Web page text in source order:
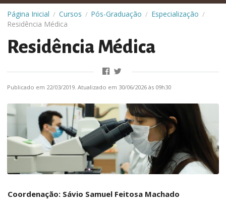
Página Inicial / Cursos / Pós-Graduação / Especialização /
Residência Médica
Residência Médica
Publicado em 22/03/2019. Atualizado em 30/06/2026 às 09h30
Coordenação: Sávio Samuel Feitosa Machado